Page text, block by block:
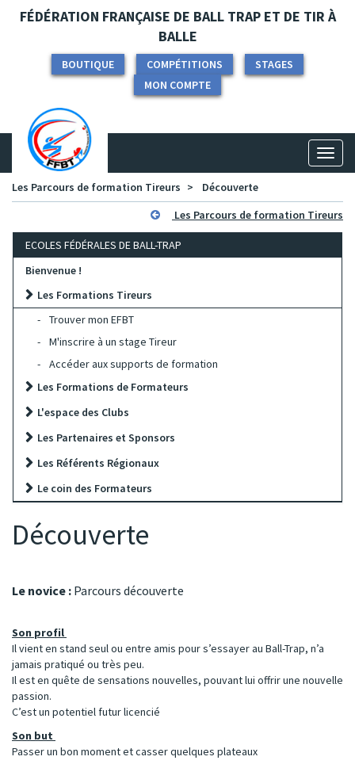
Panneau de gestion des cookies
FÉDÉRATION FRANÇAISE DE BALL TRAP ET DE TIR À
BALLE
BOUTIQUE COMPÉTITIONS
STAGES
MON COMPTE
Les Parcours de formation Tireurs
Découverte
Les Parcours de formation Tireurs
ECOLES FÉDÉRALES DE BALL-TRAP
Bienvenue !
Les Formations Tireurs
Trouver mon EFBT
M'inscrire à un stage Tireur
Accéder aux supports de formation
Les Formations de Formateurs
L'espace des Clubs
Les Partenaires et Sponsors
Les Référents Régionaux
Le coin des Formateurs
Découverte
Le novice : Parcours découverte
Son profil
Il vient en stand seul ou entre amis pour s’essayer au Ball-Trap, n’a
jamais pratiqué ou très peu.
Il est en quête de sensations nouvelles, pouvant lui offrir une nouvelle
passion.
C’est un potentiel futur licencié
Son but
Passer un bon moment et casser quelques plateaux